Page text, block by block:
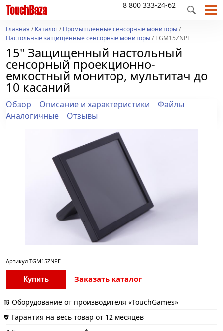
8 800 333-24-62
Главная /Каталог/Промышленные сенсорные мониторы/
Настольные защищенные сенсорные мониторы/ TGM15ZNPE
15" Защищенный настольный
сенсорный проекционно-
емкостный монитор, мультитач до
10 касаний
Обзор Описание и характеристики
Файлы
Аналогичные
Отзывы
Артикул TGM15ZNPE
Купить Заказать каталог
Оборудование от производителя «TouchGames»
Гарантия на весь товар от 12 месяцев